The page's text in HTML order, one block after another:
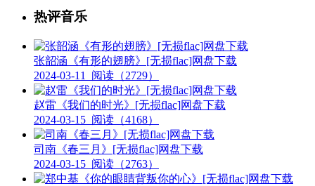
热评音乐
张韶涵《有形的翅膀》[无损flac]网盘下载
2024-03-11
阅读（2729）
赵雷《我们的时光》[无损flac]网盘下载
2024-03-15 阅读（4168）
司南《春三月》[无损flac]网盘下载
2024-03-15 阅读（2763）